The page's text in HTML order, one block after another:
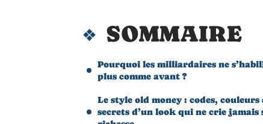
SOMMAIRE
Pourquoi les milliardaires ne
plus comme avant ?
Le style old money : codes, couleurs
secrets d’un look qui ne crie jamais